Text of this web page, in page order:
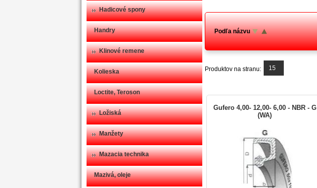
Hadicové spony
Handry
Klinové remene
Kolieska
Loctite, Teroson
Ložiská
Manžety
Mazacia technika
Mazivá, oleje
Podľa názvu
Produktov na stranu: 15
Gufero 4,00- 12,00- 6,00 - NBR - G
(WA)